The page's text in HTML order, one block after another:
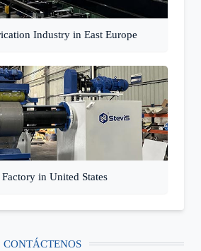
Industry in East Europe
in United States
CONTÁCTENOS